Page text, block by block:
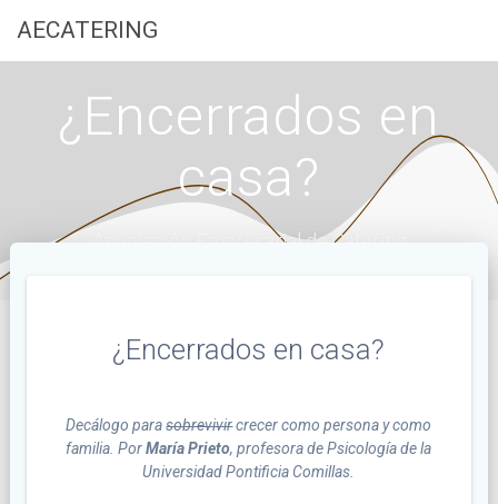
AECATERING
¿Encerrados en
casa?
Asociación Empresarial de Catering
¿Encerrados en casa?
Decálogo parasobrevivircrecer como persona y como
familia. PorMaría Prieto, profesora de Psicología de la
Universidad Pontificia Comillas.